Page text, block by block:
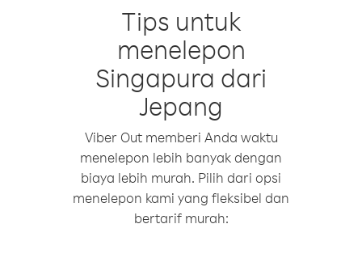
Tips untuk
menelepon
Singapura dari
Jepang
Viber Out memberi Anda waktu
menelepon lebih banyak dengan
biaya lebih murah. Pilih dari opsi
menelepon kami yang fleksibel dan
bertarif murah: